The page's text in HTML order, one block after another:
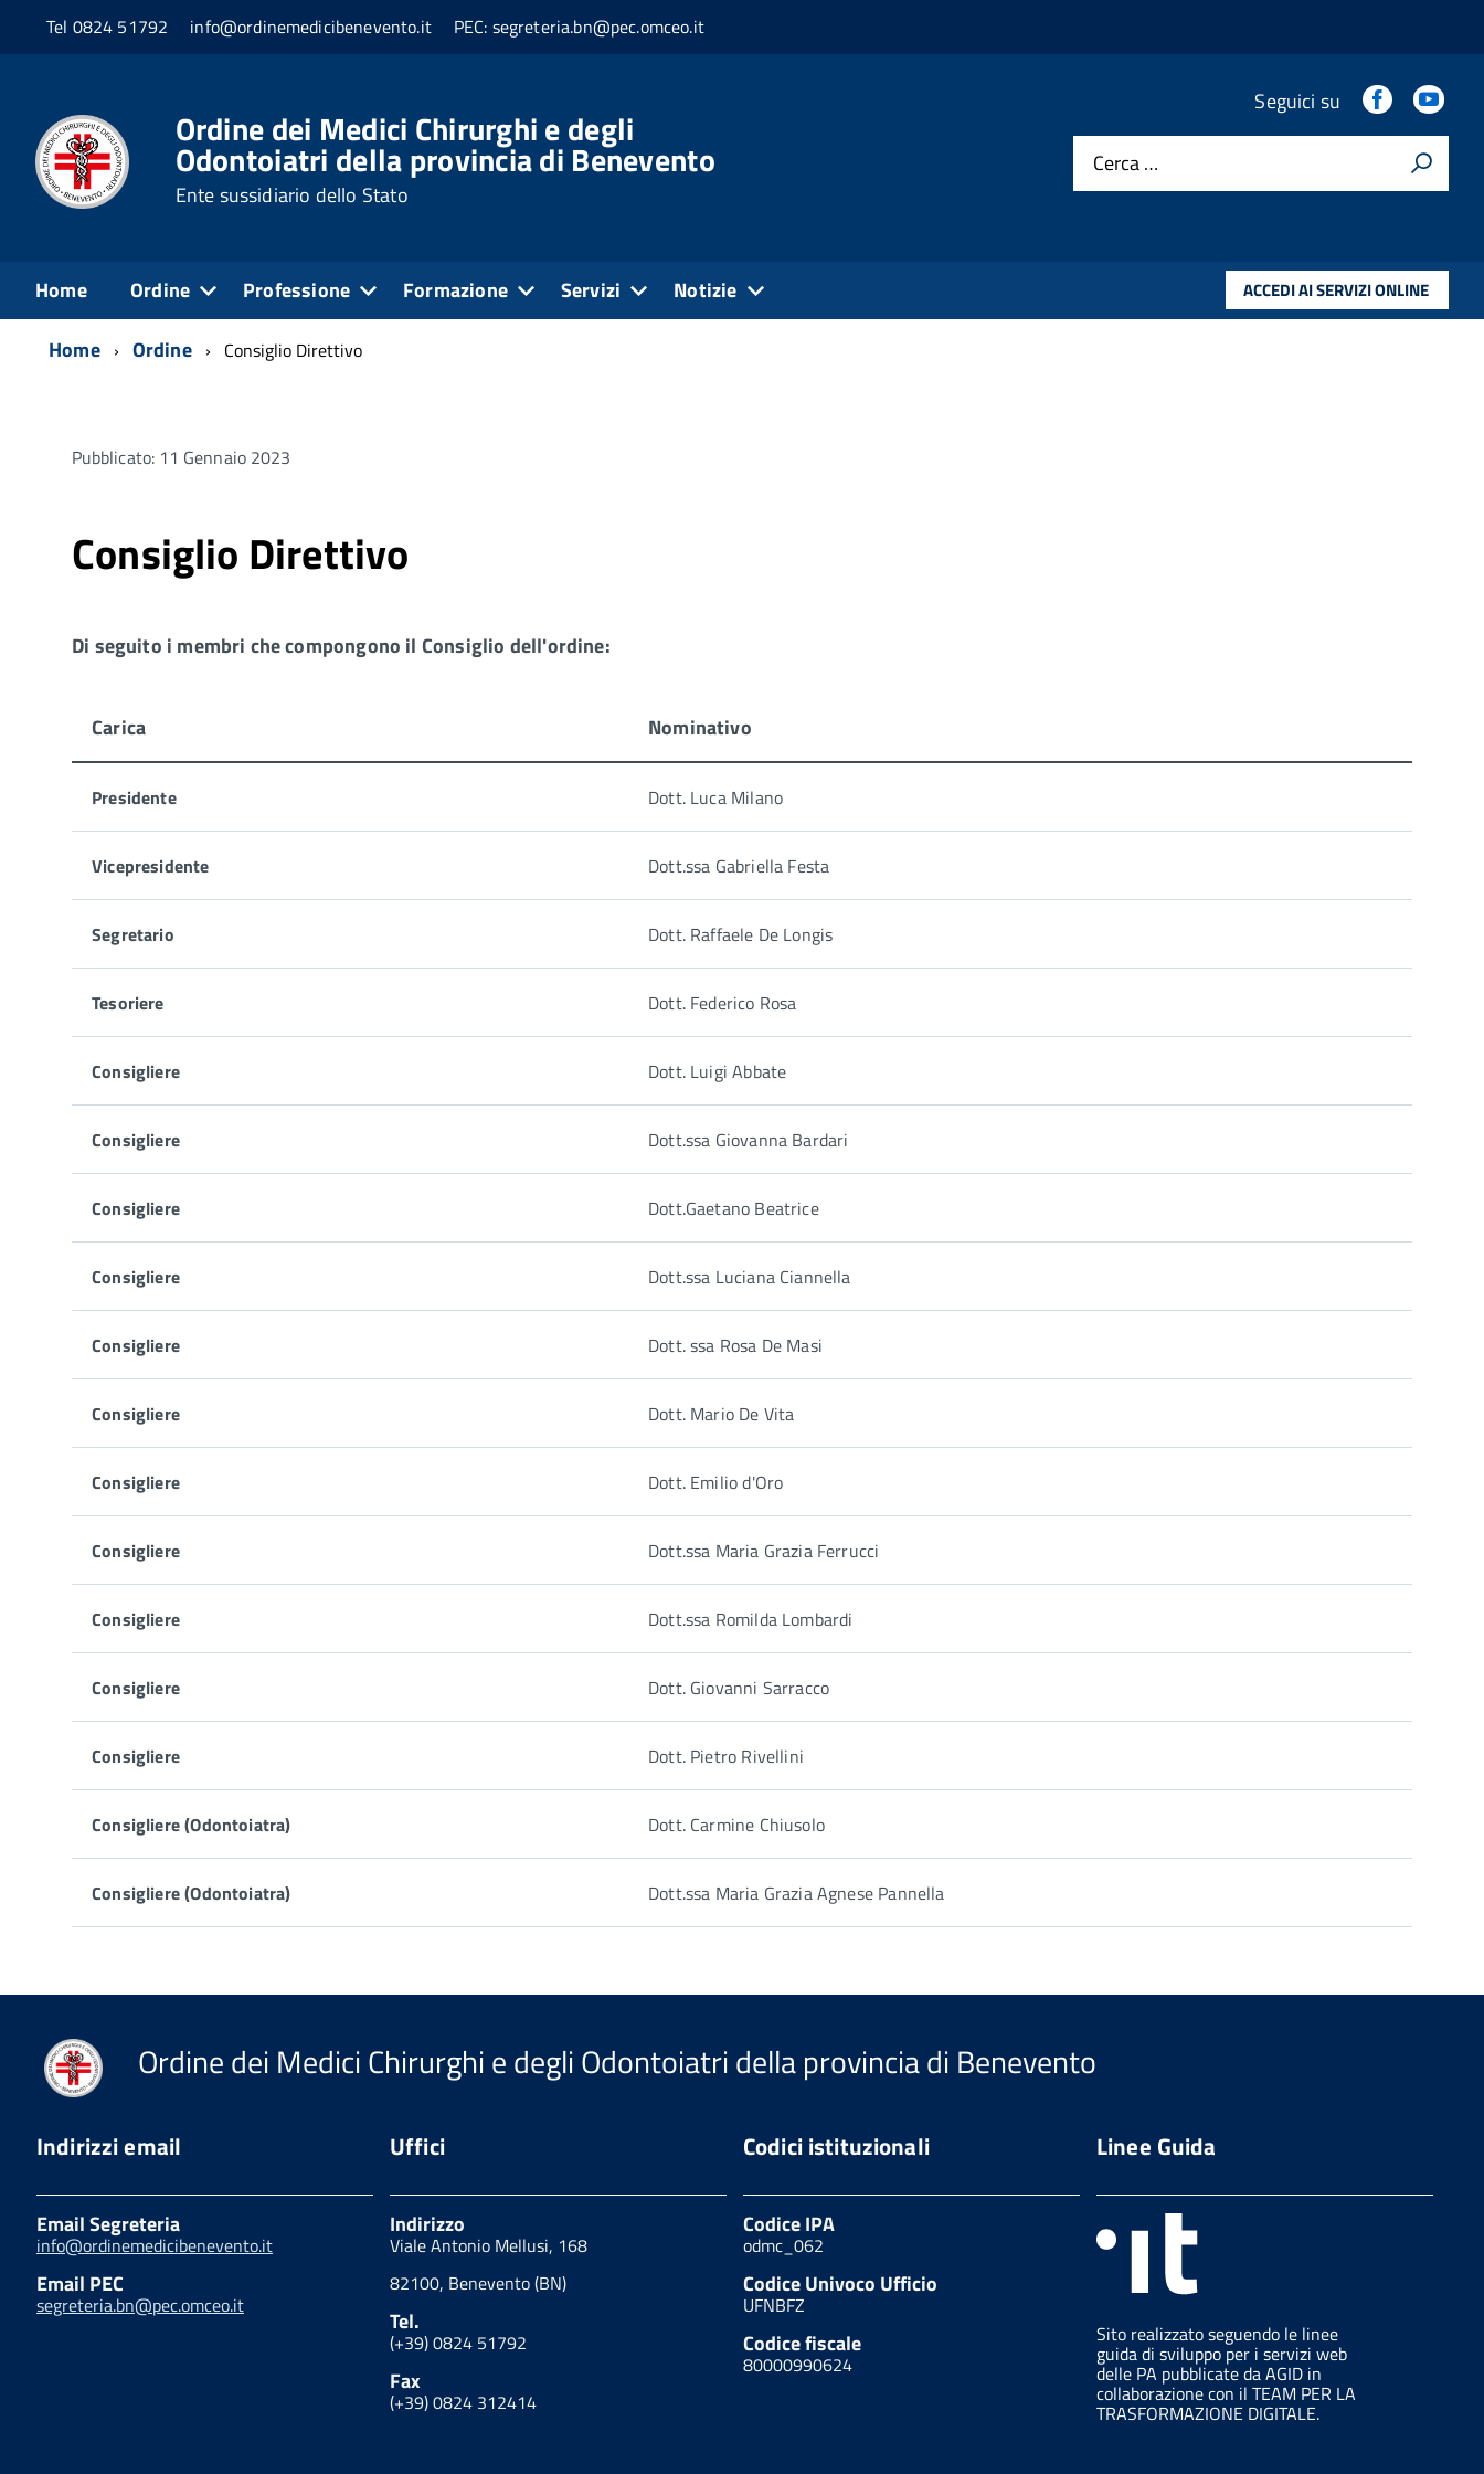
Tel 0824 51792 info@ordinemedicibenevento.it PEC: segreteria.bn@pec.omceo.it
Ordine dei Medici Chirurghi e degli
Odontoiatri della provincia di Benevento
Ente sussidiario dello Stato
Seguici su
Cerca …
Home Ordine Professione Formazione Servizi Notizie ACCEDI AI SERVIZI ONLINE
Home Ordine Consiglio Direttivo
Pubblicato: 11 Gennaio 2023
Consiglio Direttivo
Di seguito i membri che compongono il Consiglio dell'ordine:
Carica Nominativo
Presidente Dott. Luca Milano
Vicepresidente Dott.ssa Gabriella Festa
Segretario Dott. Raffaele De Longis
Tesoriere Dott. Federico Rosa
Consigliere Dott. Luigi Abbate
Consigliere Dott.ssa Giovanna Bardari
Consigliere Dott.Gaetano Beatrice
Consigliere Dott.ssa Luciana Ciannella
Consigliere Dott. ssa Rosa De Masi
Consigliere Dott. Mario De Vita
Consigliere Dott. Emilio d'Oro
Consigliere Dott.ssa Maria Grazia Ferrucci
Consigliere Dott.ssa Romilda Lombardi
Consigliere Dott. Giovanni Sarracco
Consigliere Dott. Pietro Rivellini
Consigliere (Odontoiatra) Dott. Carmine Chiusolo
Consigliere (Odontoiatra) Dott.ssa Maria Grazia Agnese Pannella
Ordine dei Medici Chirurghi e degli Odontoiatri della provincia di Benevento
Indirizzi email
Email Segreteria
info@ordinemedicibenevento.it
Email PEC
segreteria.bn@pec.omceo.it
Uffici
Indirizzo
Viale Antonio Mellusi, 168
82100, Benevento (BN)
Tel.
(+39) 0824 51792
Fax
(+39) 0824 312414
Codici istituzionali
Codice IPA
odmc_062
Codice Univoco Ufficio
UFNBFZ
Codice fiscale
80000990624
Linee Guida
Sito realizzato seguendo le linee
guida di sviluppo per i servizi web
delle PA pubblicate da AGID in
collaborazione con il TEAM PER LA
TRASFORMAZIONE DIGITALE.